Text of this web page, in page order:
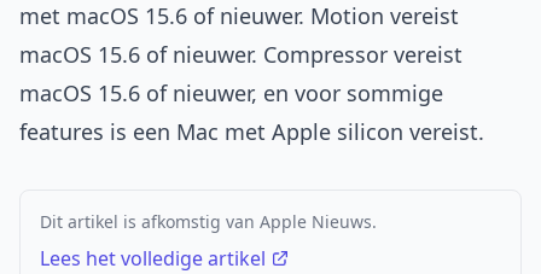
met macOS 15.6 of nieuwer. Motion vereist
macOS 15.6 of nieuwer. Compressor vereist
macOS 15.6 of nieuwer, en voor sommige
features is een Mac met Apple silicon vereist.
Dit artikel is afkomstig van Apple Nieuws.
Lees het volledige artikel